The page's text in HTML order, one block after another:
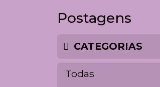
Postagens
CATEGORIAS
Todas